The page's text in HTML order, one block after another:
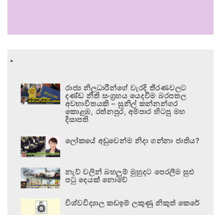
.
රාජ්‍ය නිලධාරීන්ගේ වැරදි තීරණවලට
දණ්ඩ නීති සංග්‍රහය යෙදවීම බරපතල
අවභාවිතයකි – සුනිල් කන්නන්ගර
කොළඹ, රත්නපුර, අම්පාර හිටපු මහ
දිසාපති
ලෝකයේ අඩුවෙන්ම නිදා ගන්නා ජාතිය?
නැව් වලින් බහලුම් මුහුදට පෙරලීම සුළු
පටු දෙයක් නොවේ
විශ්වවිද්‍යාල කඩඉම් ලකුණු නිකුත් කෙරේ